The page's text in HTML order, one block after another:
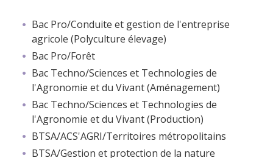
Bac Pro/Conduite et gestion de l'entreprise
agricole (Polyculture élevage)
Bac Pro/Forêt
Bac Techno/Sciences et Technologies de
l'Agronomie et du Vivant (Aménagement)
Bac Techno/Sciences et Technologies de
l'Agronomie et du Vivant (Production)
BTSA/ACS'AGRI/Territoires métropolitains
BTSA/Gestion et protection de la nature